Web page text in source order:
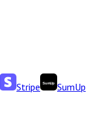
Stripe
SumUp